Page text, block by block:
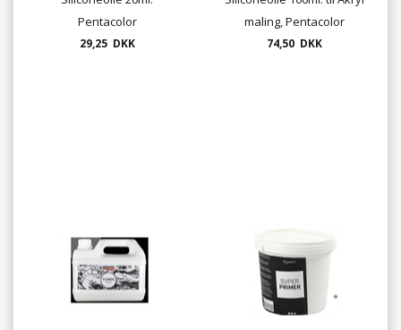
Pentacolor
29,25 DKK
maling, Pentacolor
74,50 DKK